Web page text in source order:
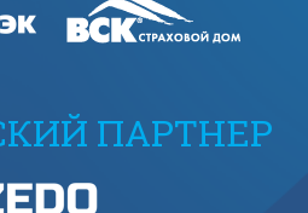
ПАРТНЕР